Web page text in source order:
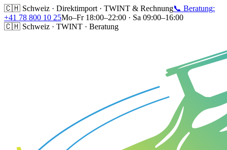
🇨🇭 Schweiz · Direktimport · TWINT & Rechnung📞 Beratung:
+41 78 800 10 25Mo–Fr 18:00–22:00 · Sa 09:00–16:00
🇨🇭 Schweiz · TWINT · Beratung